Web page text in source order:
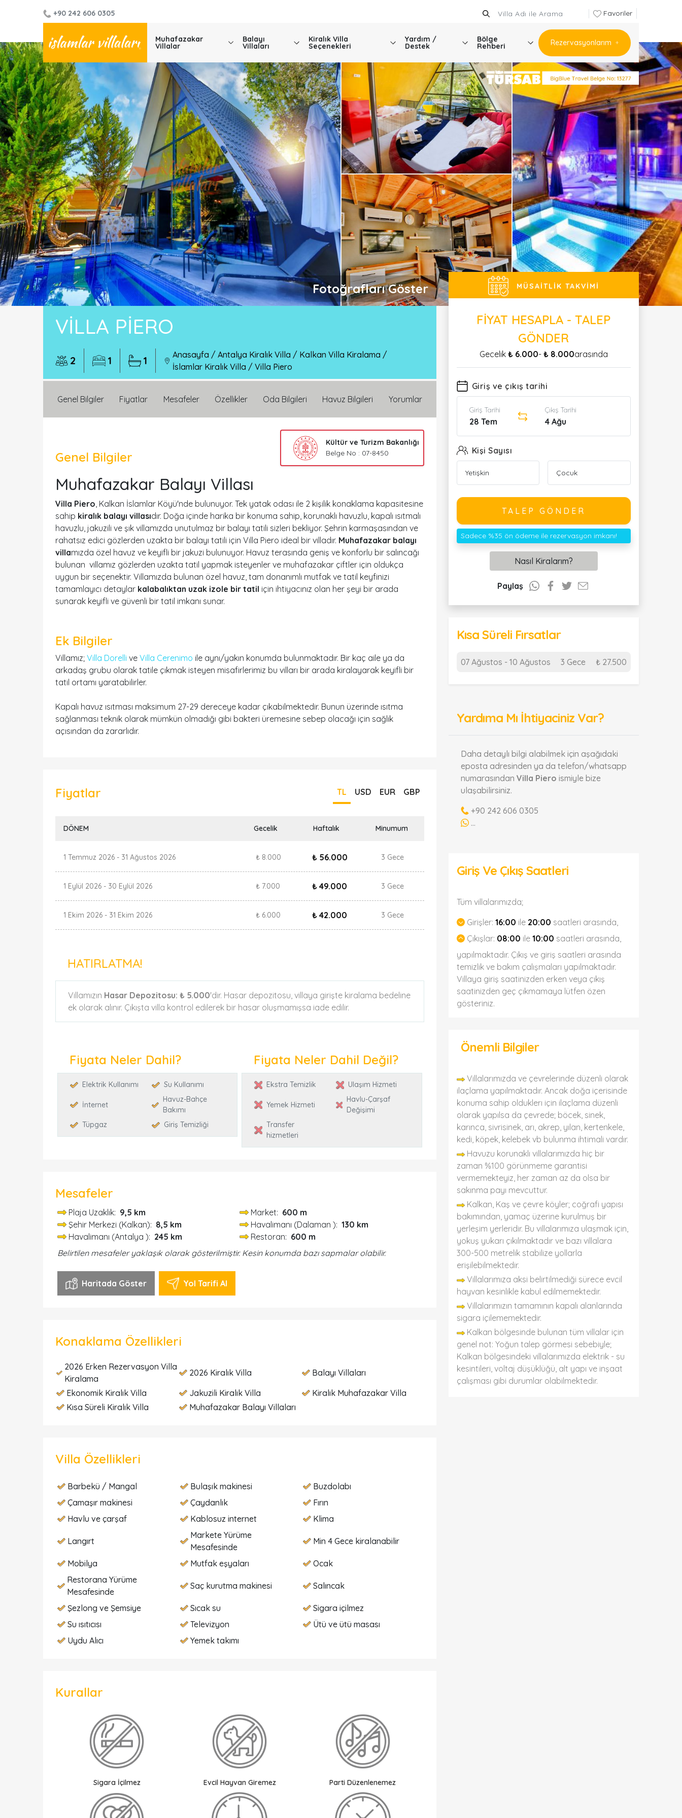
+90 242 606 0305 Favoriler
Muhafazakar
Villalar
Balayı
Villaları
Kiralık Villa
Seçenekleri
Yardım /
Destek
Bölge
Rehberi Rezervasyonlarım
Fotoğrafları Göster
VILLA PIERO
2 1 1 Anasayfa /Antalya Kiralık Villa / Kalkan Villa Kiralama /
İslamlar Kiralık Villa /Villa Piero
Genel Bilgiler Fiyatlar Mesafeler Özellikler Oda Bilgileri Havuz Bilgileri Yorumlar
Genel Bilgiler
Kültür ve Turizm Bakanlığı
Belge No : 07-8450
Muhafazakar Balayı Villası
Villa Piero, Kalkan İslamlar Köyü'nde bulunuyor. Tek yatak odası ile 2 kişilik konaklama kapasitesine
sahip kiralık balayı villasıdır. Doğa içinde harika bir konuma sahip, korunaklı havuzlu, kapalı ısıtmalı
havuzlu, jakuzili ve şık villamızda unutulmaz bir balayı tatili sizleri bekliyor. Şehrin karmaşasından ve
rahatsız edici gözlerden uzakta bir balayı tatili için Villa Piero ideal bir villadır. Muhafazakar balayı
villamızda özel havuz ve keyifli bir jakuzi bulunuyor. Havuz terasında geniş ve konforlu bir salıncağı
bulunan villamız gözlerden uzakta tatil yapmak isteyenler ve muhafazakar çiftler için oldukça
uygun bir seçenektir. Villamızda bulunan özel havuz, tam donanımlı mutfak ve tatil keyfinizi
tamamlayıcı detaylar kalabalıktan uzak izole bir tatil için ihtiyacınız olan her şeyi bir arada
sunarak keyifli ve güvenli bir tatil imkanı sunar.
Ek Bilgiler
Villamız; Villa Dorelli ve Villa Cerenimo ile aynı/yakın konumda bulunmaktadır. Bir kaç aile ya da
arkadaş grubu olarak tatile çıkmak isteyen misafirlerimiz bu vilları bir arada kiralayarak keyifli bir
tatil ortamı yaratabilirler.
Kapalı havuz ısıtması maksimum 27-29 dereceye kadar çıkabilmektedir. Bunun üzerinde ısıtma
sağlanması teknik olarak mümkün olmadığı gibi bakteri üremesine sebep olacağı için sağlık
açısından da zararlıdır.
Fiyatlar TL USD EUR GBP
DÖNEM Gecelik Haftalık Minumum
1 Temmuz 2026 - 31 Ağustos 2026 ₺ 8.000 ₺ 56.000 3 Gece
1 Eylül 2026 - 30 Eylül 2026 ₺ 7.000 ₺ 49.000 3 Gece
1 Ekim 2026 - 31 Ekim 2026 ₺ 6.000 ₺ 42.000 3 Gece
HATIRLATMA!
Villamızın Hasar Depozitosu: ₺ 5.000'dir. Hasar depozitosu, villaya girişte kiralama bedeline
ek olarak alınır. Çıkışta villa kontrol edilerek bir hasar oluşmamışsa iade edilir.
Fiyata Neler Dahil?
Elektrik Kullanımı Su Kullanımı
İnternet
Havuz-Bahçe
Bakımı
Tüpgaz
Giriş Temizliği
Fiyata Neler Dahil Değil?
Ekstra Temizlik Ulaşım Hizmeti
Yemek Hizmeti
Havlu-Çarşaf
Değişimi
Transfer
hizmetleri
Mesafeler
Plaja Uzaklık: 9,5 km Market: 600 m
Şehir Merkezi (Kalkan): 8,5 km Havalimanı (Dalaman ):130 km
Havalimanı (Antalya ): 245 km Restoran: 600 m
Belirtilen mesafeler yaklaşık olarak gösterilmiştir. Kesin konumda bazı sapmalar olabilir.
Haritada Göster Yol Tarifi Al
Konaklama Özellikleri
2026 Erken Rezervasyon Villa
Kiralama
2026 Kiralık Villa
Balayı Villaları
Ekonomik Kiralık Villa
Jakuzili Kiralık Villa
Kiralık Muhafazakar Villa
Kısa Süreli Kiralık Villa
Muhafazakar Balayı Villaları
Villa Özellikleri
Barbekü / Mangal Bulaşık makinesi
Buzdolabı
Çamaşır makinesi
Çaydanlık
Fırın
Havlu ve çarşaf
Kablosuz internet Klima
Langırt
Markete Yürüme
Mesafesinde
Min 4 Gece kiralanabilir
Mobilya Mutfak eşyaları
Ocak
Restorana Yürüme
Mesafesinde
Saç kurutma makinesi Salıncak
Şezlong ve Şemsiye Sıcak su
Sigara içilmez
Su ısıtıcısı
Televizyon
Ütü ve ütü masası
Uydu Alıcı
Yemek takımı
Kurallar
Sigara İçilmez Evcil Hayvan Giremez Parti Düzenlenemez
MÜSAITLIK TAKVIMI
FIYAT HESAPLA - TALEP
GÖNDER
Gecelik ₺ 6.000- ₺ 8.000arasında
Giriş ve çıkış tarihi
Giriş Tarihi
28 Tem
Çıkış Tarihi
4 Ağu
Kişi Sayısı
TALEP GÖNDER
Sadece %35 ön ödeme ile rezervasyon imkanı!
Nasıl Kiralarım?
Paylaş
Kısa Süreli Fırsatlar
07 Ağustos - 10 Ağustos 3 Gece ₺ 27.500
Yardıma Mı İhtiyaciniz Var?
Daha detaylı bilgi alabilmek için aşağıdaki
eposta adresinden ya da telefon/whatsapp
numarasından Villa Piero ismiyle bize
ulaşabilirsiniz.
+90 242 606 0305
...
Giriş Ve Çıkış Saatleri
Tüm villalarımızda;
Girişler: 16:00 ile 20:00 saatleri arasında,
Çıkışlar: 08:00 ile 10:00 saatleri arasında,
yapılmaktadır. Çıkış ve giriş saatleri arasında
temizlik ve bakım çalışmaları yapılmaktadır.
Villaya giriş saatinizden erken veya çıkış
saatinizden geç çıkmamaya lütfen özen
gösteriniz.
Önemli Bilgiler
Villalarımızda ve çevrelerinde düzenli olarak
ilaçlama yapılmaktadır. Ancak doğa içerisinde
konuma sahip olduklerı için ilaçlama düzenli
olarak yapılsa da çevrede; böcek, sinek,
karınca, sivrisinek, arı, akrep, yılan, kertenkele,
kedi, köpek, kelebek vb bulunma ihtimali vardır.
Havuzu korunaklı villalarımızda hiç bir
zaman %100 görünmeme garantisi
vermemekteyiz, her zaman az da olsa bir
sakınma payı mevcuttur.
Kalkan, Kaş ve çevre köyler; coğrafi yapısı
bakımından, yamaç üzerine kurulmuş bir
yerleşim yerleridir. Bu villalarımıza ulaşmak için,
yokuş yukarı çıkılmaktadır ve bazı villalara
300-500 metrelik stabilize yollarla
erişilebilmektedir.
Villalarımıza aksi belirtilmediği sürece evcil
hayvan kesinlikle kabul edilmemektedir.
Villalarımızın tamamının kapalı alanlarında
sigara içilememektedir.
Kalkan bölgesinde bulunan tüm villalar için
genel not: Yoğun talep görmesi sebebiyle;
Kalkan bölgesindeki villalarımızda elektrik - su
kesintileri, voltaj düşüklüğü, alt yapı ve inşaat
çalışması gibi durumlar olabilmektedir.